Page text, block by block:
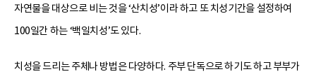
자연물을 대상으로 비는 것을 ‘산치성’이라 하고 또 치성기간을 설정하여
100일간 하는 ‘백일치성’도 있다.
치성을 드리는 주체나 방법은 다양하다. 주부 단독으로 하기도 하고 부부가